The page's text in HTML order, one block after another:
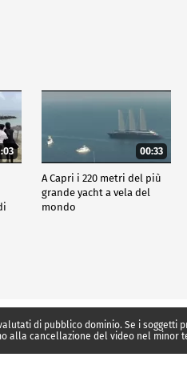
00:33
A Capri i 220 metri del più
grande yacht a vela del
mondo
di pubblico dominio. Se i
alla cancellazione del video nel minor